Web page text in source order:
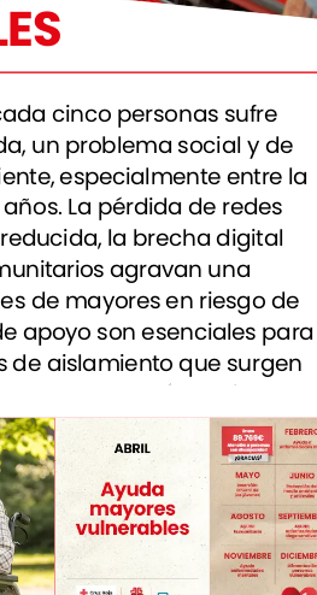
cinco personas sufre
un problema social y de
especialmenteentre la
años. La pérdida de redes
reducida, la brechadigital
agravan una
de mayoresen riesgo de
apoyo sonesenciales para
de aislamientoque surgen
tú puedes
alasorganizacionesque
redes.
deCáritasBizkaia
mayores situación
para quepuedan seguir